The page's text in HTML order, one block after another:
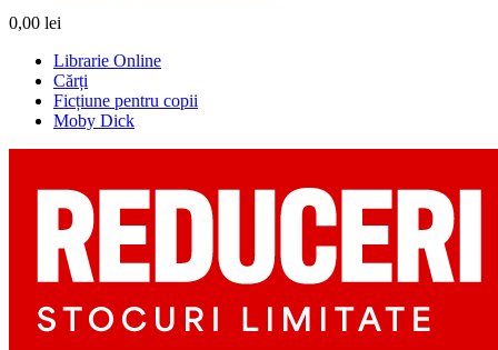
0,00 lei
Librarie Online
Cărți
Ficțiune pentru copii
Moby Dick